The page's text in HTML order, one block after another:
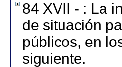
84 XVII - : La
de situación
públicos, en
siguiente.